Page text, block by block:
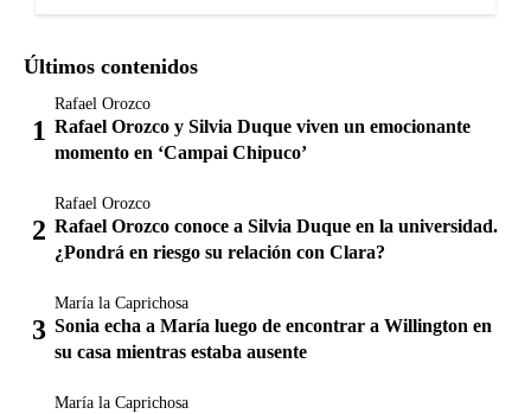
Últimos contenidos
Rafael Orozco
Rafael Orozco y Silvia Duque viven un emocionante
momento en ‘Campai Chipuco’
Rafael Orozco
Rafael Orozco conoce a Silvia Duque en la universidad.
¿Pondrá en riesgo su relación con Clara?
María la Caprichosa
Sonia echa a María luego de encontrar a Willington en
su casa mientras estaba ausente
María la Caprichosa